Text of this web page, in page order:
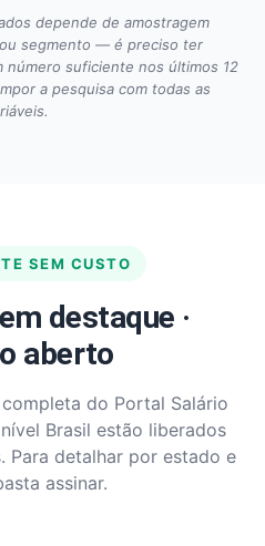
depende de amostragem
segmento — é preciso ter
número suficiente nos últimos 12
a pesquisa com todas as
SEM CUSTO
destaque ·
aberto
do Portal Salário
Brasil estão liberados
Para detalhar por estado e
assinar.